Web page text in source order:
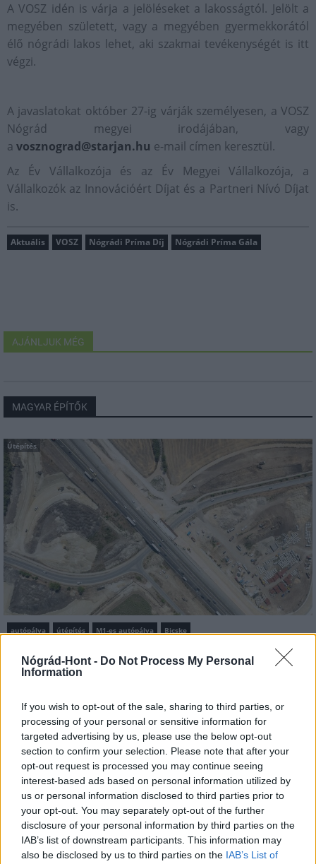
Nógrád-Hont - Do Not Process My Personal
Information
If you wish to opt-out of the sale, sharing to third parties, or
processing of your personal or sensitive information for
targeted advertising by us, please use the below opt-out
section to confirm your selection. Please note that after your
opt-out request is processed you may continue seeing
interest-based ads based on personal information utilized by
us or personal information disclosed to third parties prior to
your opt-out. You may separately opt-out of the further
disclosure of your personal information by third parties on the
IAB’s list of downstream participants. This information may
also be disclosed by us to third parties on the IAB’s List of
A VOSZ idén is várja a jelöléseket a lakosságtól. Jelölt a
megyében született, vagy a megyében gyermekkorától
élő nógrádi lakos lehet, aki szakmai tevékenységét is itt
végzi.
A javaslatokat október 27-ig várják személyesen, a VOSZ
Nógrád megyei irodájában, vagy
a vosznograd@starjan.hu e-mail címen keresztül.
Az Év Vállalkozója és az Év Megyei Vállalkozója, a
Vállalkozók az Innovációért Díjat és a Partneri Nívó Díjat
is.
Aktuális VOSZ Nógrádi Príma Díj Nógrádi Príma Gála
AJÁNLJUK MÉG
MAGYAR ÉPÍTŐK
Útépítés
autópálya útépítés M1-es autópálya Bicske
M1 bővítés: már zajlik a teljesen új Bicske Kelet
csomópont építése
különszintű csomópontot hoz létre az MKIF az M1-es
bővítésénél.
Új gyalogosátkelők és jelzőlámpás
csomópont épül Angyalföldön
Másfélszeresére bővítik
Hódmezővásárhely jó hírű református
iskoláját